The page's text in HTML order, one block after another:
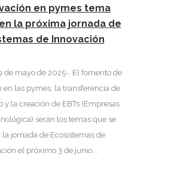
en pymes tema
la próxima jornada de
de Innovación
de mayo de 2025-. El fomento de
en las pymes, la transferencia de
y la creación de EBTs (Empresas
serán los temas que se
la jornada de Ecosistemas de
el próximo 3 de junio...